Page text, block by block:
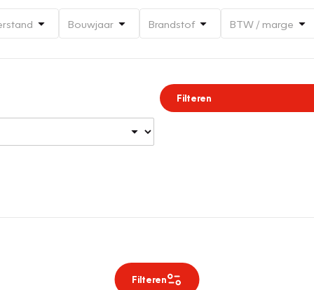
Bouwjaar Brandstof BTW / marge
Filteren
Filteren